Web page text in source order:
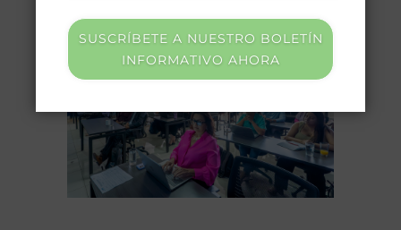
SUSCRÍBETE A NUESTRO BOLETÍN
INFORMATIVO AHORA